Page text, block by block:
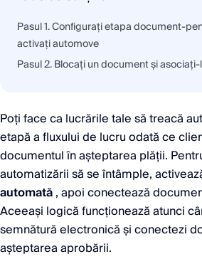
Pasul 1. Configurați etapa document-
activați automove
Pasul 2. Blocați un document și
Poți face ca lucrările tale să treacă
etapă a fluxului de lucru odată ce
documentul în așteptarea plății.
automatizării să se întâmple,
automată, apoi conectează
Aceeași logică funcționează atunci
semnătură electronică și conectezi
așteptarea aprobării.